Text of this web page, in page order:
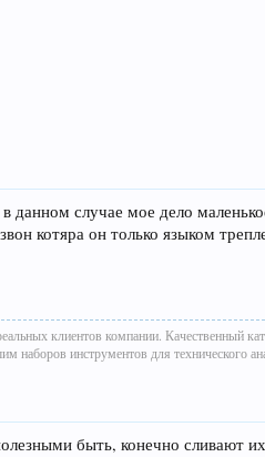
случае мое дело
котяра он только языком
клиентов компании. Качественный
наборов инструментов для технического
быть, конечно сливают